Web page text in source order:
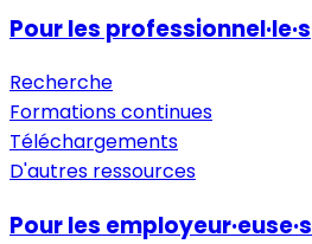
Pour les professionnel·le·s
Recherche
Formations continues
Téléchargements
D'autres ressources
Pour les employeur·euse·s